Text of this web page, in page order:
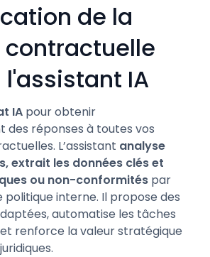
de la
IA
IA pour obtenir
des réponses à toutes vos
L’assistant analyse
extrait les données clés et
ou non-conformités par
interne. Il propose des
automatise les tâches
renforce la valeur stratégique